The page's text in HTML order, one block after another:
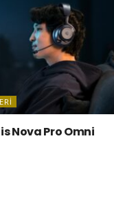
Nova Pro Omni